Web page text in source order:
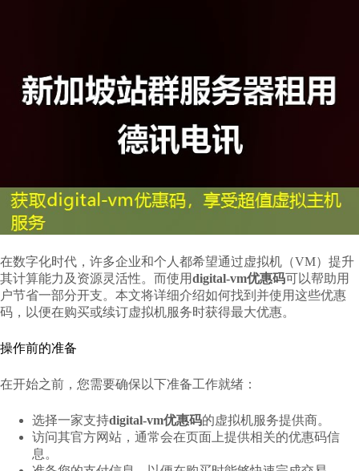
在数字化时代，许多企业和个人都希望通过虚拟机（VM）提升
其计算能力及资源灵活性。而使用digital-vm优惠码可以帮助用
户节省一部分开支。本文将详细介绍如何找到并使用这些优惠
码，以便在购买或续订虚拟机服务时获得最大优惠。
操作前的准备
在开始之前，您需要确保以下准备工作就绪：
选择一家支持digital-vm优惠码的虚拟机服务提供商。
访问其官方网站，通常会在页面上提供相关的优惠码信
息。